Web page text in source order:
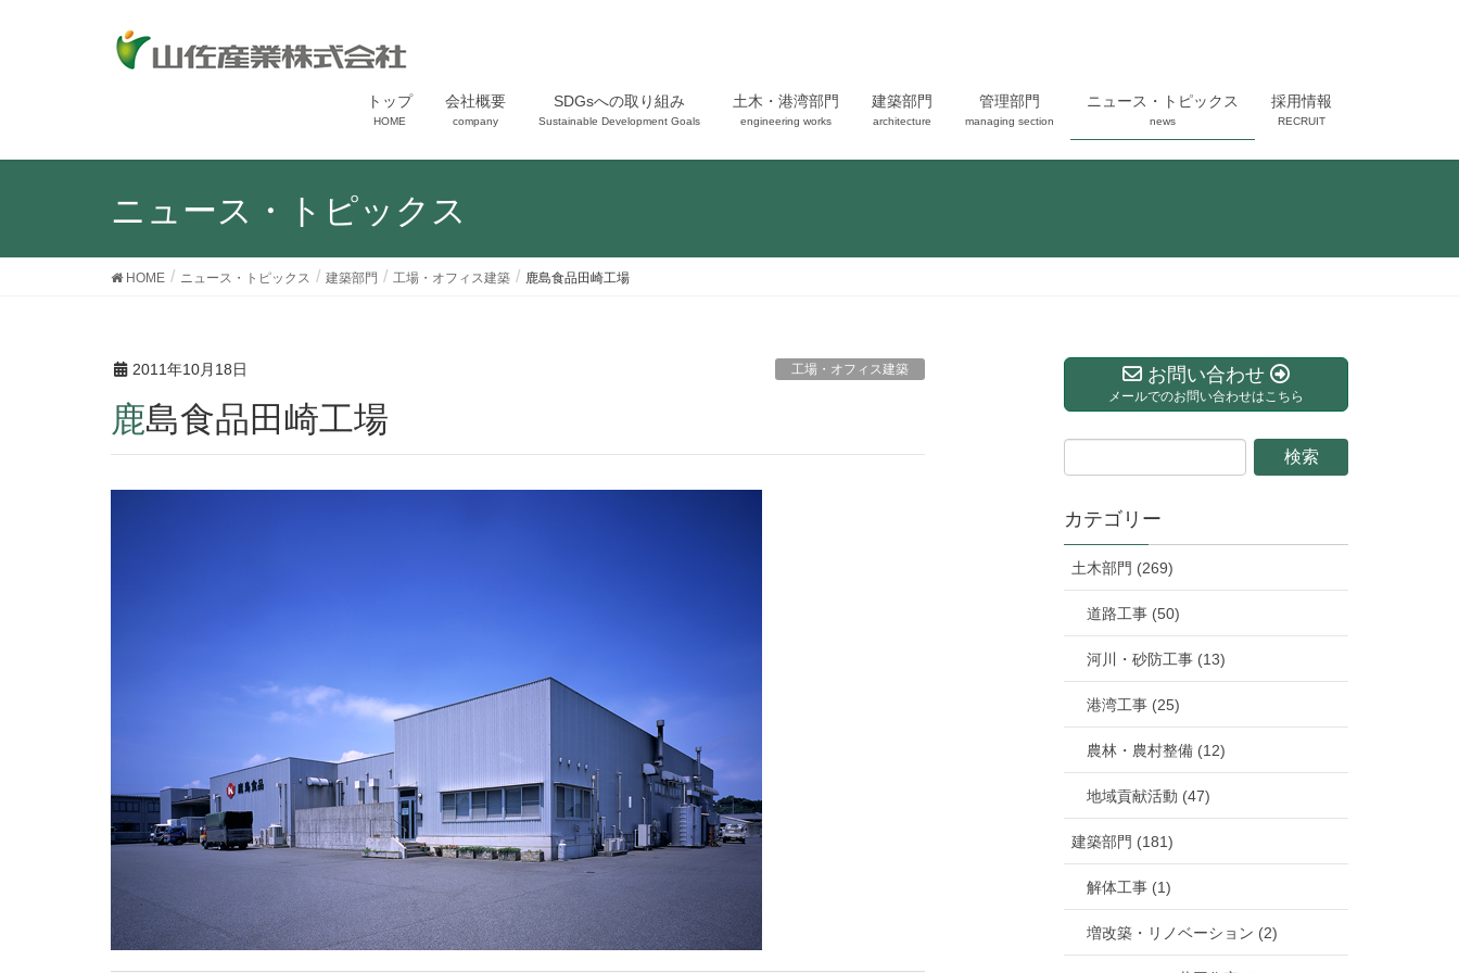
トップ
HOME
会社概要
company
SDGsへの取り組み
Sustainable Development Goals
土木・港湾部門
engineering works
建築部門
architecture
管理部門
managing section
ニュース・トピックス
news
採用情報
RECRUIT
ニュース・トピックス
HOME ニュース・トピックス 建築部門 工場・オフィス建築 鹿島食品田崎工場
2011年10月18日 工場・オフィス建築
鹿島食品田崎工場
お問い合わせ
メールでのお問い合わせはこちら
カテゴリー
土木部門 (269)
道路工事 (50)
河川・砂防工事 (13)
港湾工事 (25)
農林・農村整備 (12)
地域貢献活動 (47)
建築部門 (181)
解体工事 (1)
増改築・リノベーション (2)